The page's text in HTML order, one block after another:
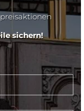
sichern!